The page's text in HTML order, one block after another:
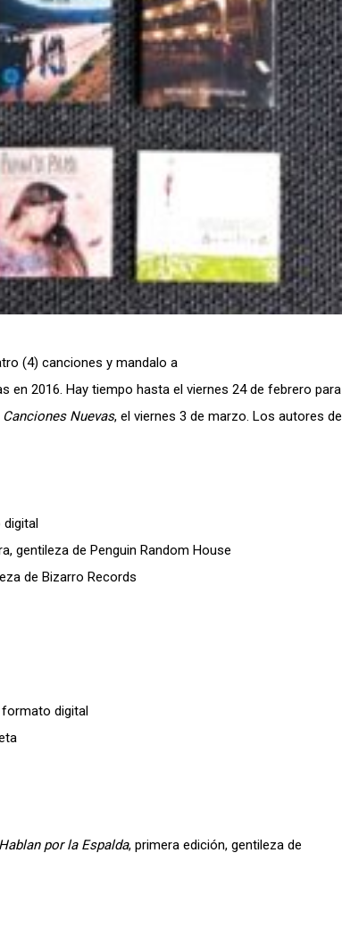
(4) canciones y mandalo a
en 2016. Hay tiempo hasta el viernes 24 de febrero para
Canciones Nuevas, el viernes 3 de marzo. Los autores de
digital
gentileza de Penguin Random House
de Bizarro Records
formato digital
por la Espalda, primera edición, gentileza de